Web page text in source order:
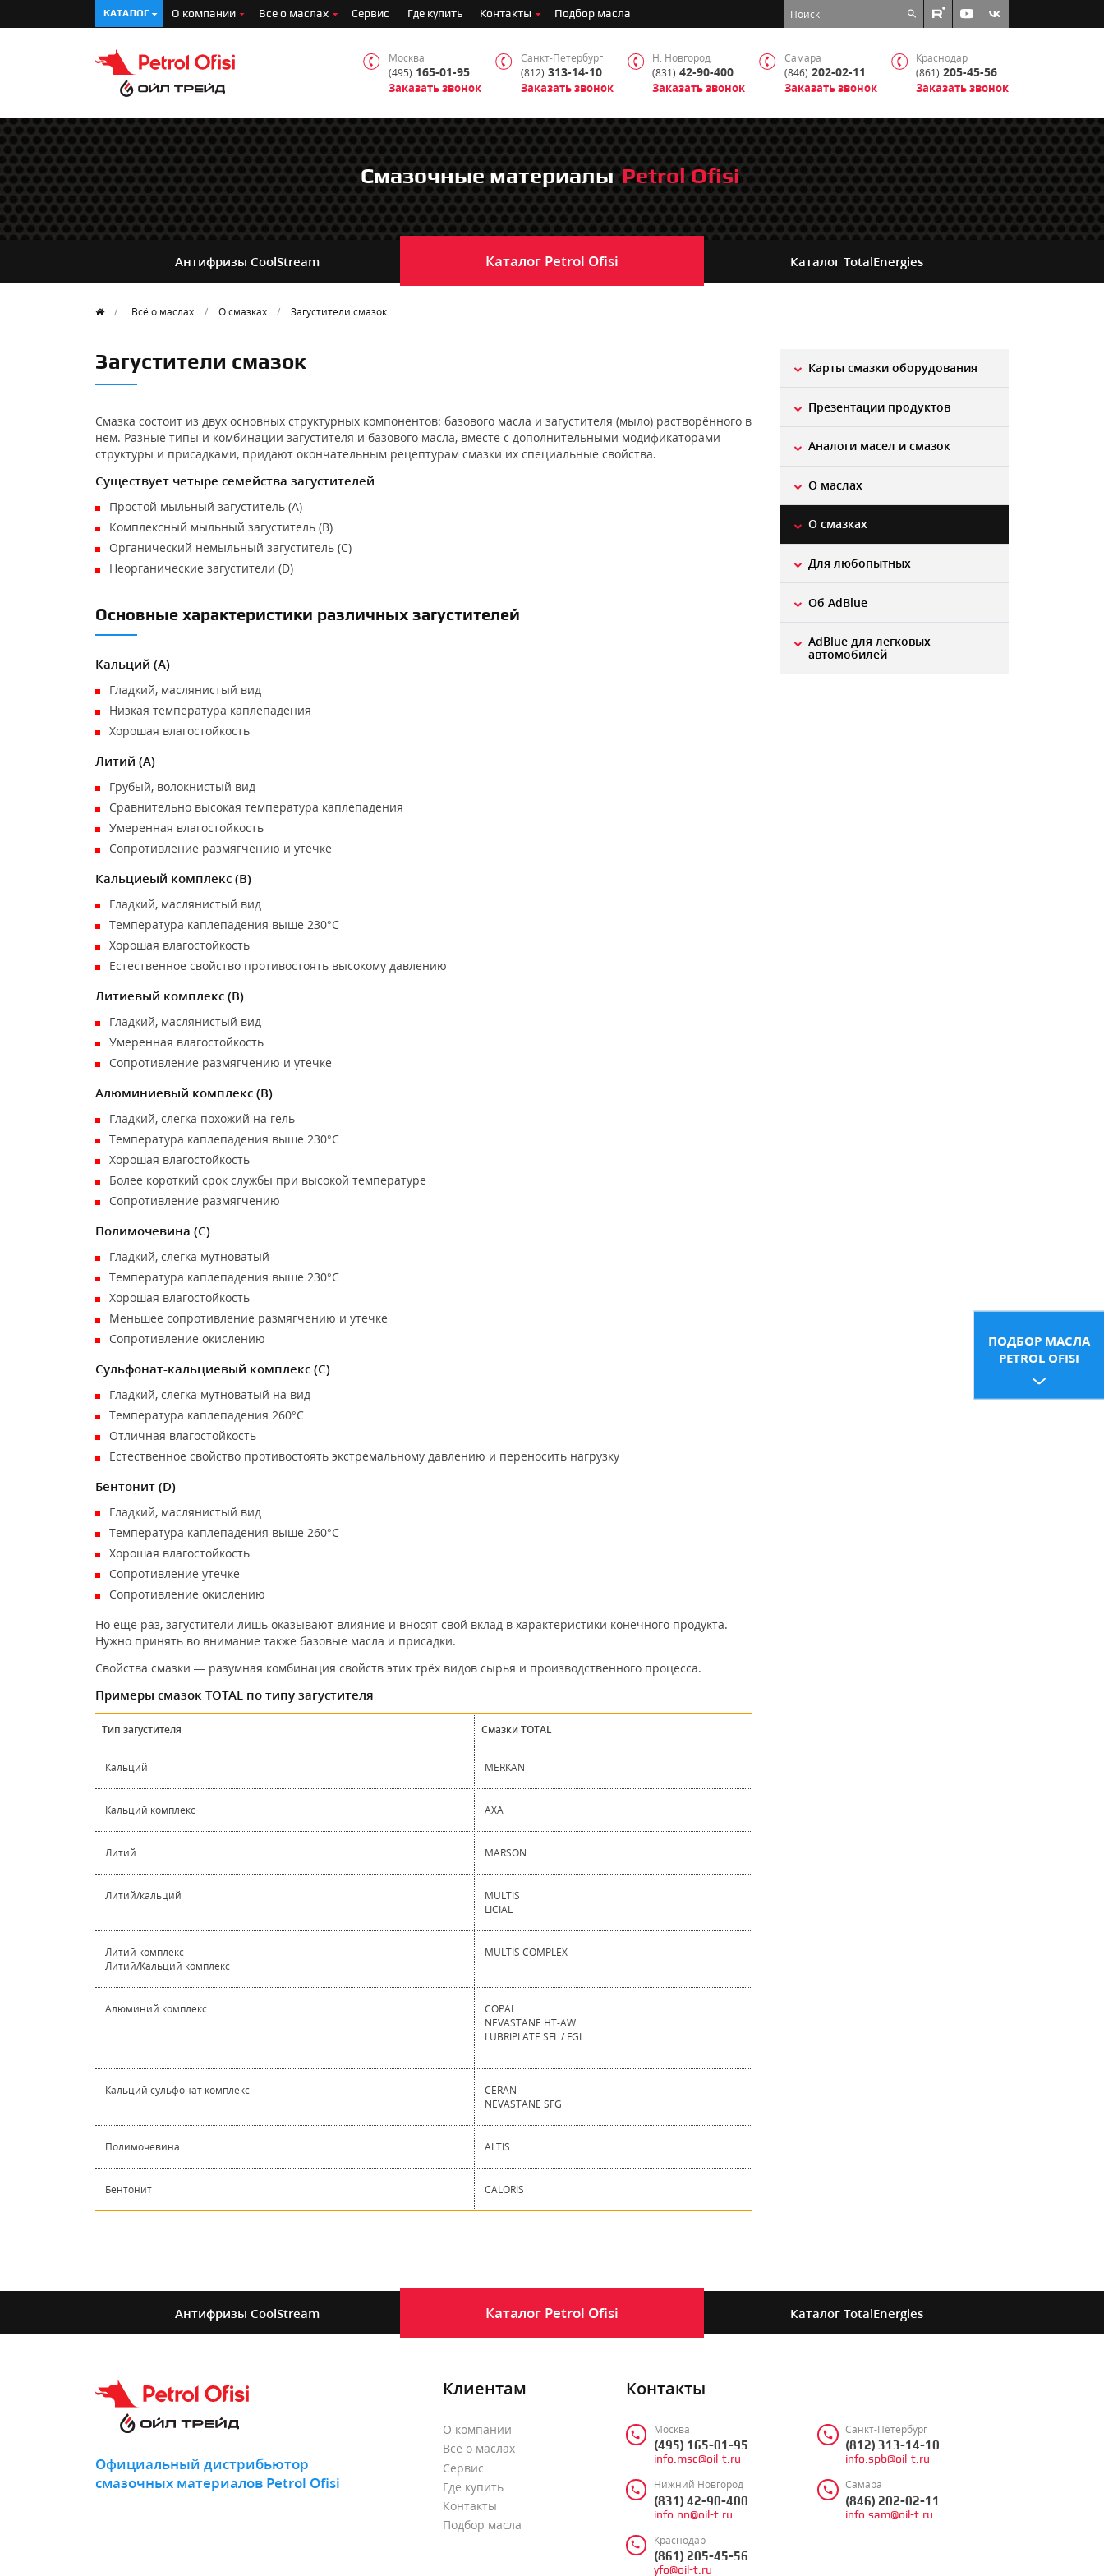
КАТАЛОГ О компании Все о маслах Сервис Где купить Контакты Подбор масла
Москва
(495) 165-01-95
Заказать звонок
Санкт-Петербург
(812) 313-14-10
Заказать звонок
Н. Новгород
(831) 42-90-400
Заказать звонок
Самара
(846) 202-02-11
Заказать звонок
Краснодар
(861) 205-45-56
Заказать звонок
Смазочные материалыPetrol Ofisi
Антифризы CoolStream Каталог Petrol Ofisi Каталог TotalEnergies
Всё о маслах О смазках Загустители смазок
Загустители смазок
Смазка состоит из двух основных структурных компонентов: базового масла и загустителя (мыло) растворённого в
нем. Разные типы и комбинации загустителя и базового масла, вместе с дополнительными модификаторами
структуры и присадками, придают окончательным рецептурам смазки их специальные свойства.
Существует четыре семейства загустителей
Простой мыльный загуститель (A)
Комплексный мыльный загуститель (B)
Органический немыльный загуститель (C)
Неорганические загустители (D)
Основные характеристики различных загустителей
Кальций (A)
Гладкий, маслянистый вид
Низкая температура каплепадения
Хорошая влагостойкость
Литий (A)
Грубый, волокнистый вид
Сравнительно высокая температура каплепадения
Умеренная влагостойкость
Сопротивление размягчению и утечке
Кальциеый комплекс (B)
Гладкий, маслянистый вид
Температура каплепадения выше 230°C
Хорошая влагостойкость
Естественное свойство противостоять высокому давлению
Литиевый комплекс (B)
Гладкий, маслянистый вид
Умеренная влагостойкость
Сопротивление размягчению и утечке
Алюминиевый комплекс (B)
Гладкий, слегка похожий на гель
Температура каплепадения выше 230°C
Хорошая влагостойкость
Более короткий срок службы при высокой температуре
Сопротивление размягчению
Полимочевина (C)
Гладкий, слегка мутноватый
Температура каплепадения выше 230°C
Хорошая влагостойкость
Меньшее сопротивление размягчению и утечке
Сопротивление окислению
Сульфонат-кальциевый комплекс (C)
Гладкий, слегка мутноватый на вид
Температура каплепадения 260°C
Отличная влагостойкость
Естественное свойство противостоять экстремальному давлению и переносить нагрузку
Бентонит (D)
Гладкий, маслянистый вид
Температура каплепадения выше 260°C
Хорошая влагостойкость
Сопротивление утечке
Сопротивление окислению
Но еще раз, загустители лишь оказывают влияние и вносят свой вклад в характеристики конечного продукта.
Нужно принять во внимание также базовые масла и присадки.
Свойства смазки — разумная комбинация свойств этих трёх видов сырья и производственного процесса.
Примеры смазок TOTAL по типу загустителя
Тип загустителя Смазки TOTAL
Кальций MERKAN
Кальций комплекс AXA
Литий MARSON
Литий/кальций
MULTIS
LICIAL
Литий комплекс
Литий/Кальций комплекс
MULTIS COMPLEX
Алюминий комплекс
COPAL
NEVASTANE HT-AW
LUBRIPLATE SFL / FGL
Кальций сульфонат комплекс
CERAN
NEVASTANE SFG
Полимочевина ALTIS
Бентонит CALORIS
Карты смазки оборудования
Презентации продуктов
Aналоги масел и смазок
О маслах
О смазках
Для любопытных
Об AdBlue
AdBlue для легковых
автомобилей
Антифризы CoolStream Каталог Petrol Ofisi Каталог TotalEnergies
Официальный дистрибьютор
смазочных материалов Petrol Ofisi
Клиентам
О компании
Все о маслах
Сервис
Где купить
Контакты
Подбор масла
Контакты
Москва
(495) 165-01-95
info.msc@oil-t.ru
Санкт-Петербург
(812) 313-14-10
info.spb@oil-t.ru
Нижний Новгород
(831) 42-90-400
info.nn@oil-t.ru
Самара
(846) 202-02-11
info.sam@oil-t.ru
Краснодар
(861) 205-45-56
yfo@oil-t.ru
ПОДБОР МАСЛА
PETROL OFISI